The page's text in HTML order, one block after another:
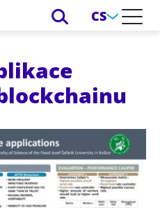
CS